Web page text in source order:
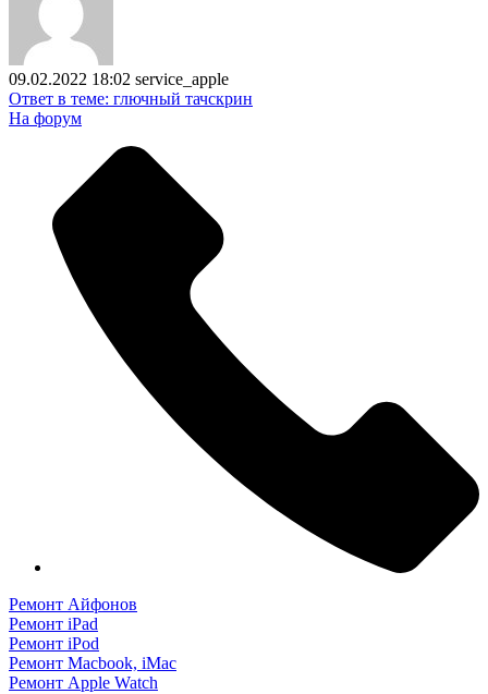
09.02.2022 18:02 service_apple
Ответ в теме: глючный тачскрин
На форум
Ремонт Айфонов
Ремонт iPad
Ремонт iPod
Ремонт Macbook, iMac
Ремонт Apple Watch